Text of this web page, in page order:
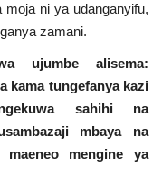
ni ya udanganyifu,
zamani.
ujumbe alisema:
kama tungefanya kazi
sahihi na
mbaya na
mengine ya